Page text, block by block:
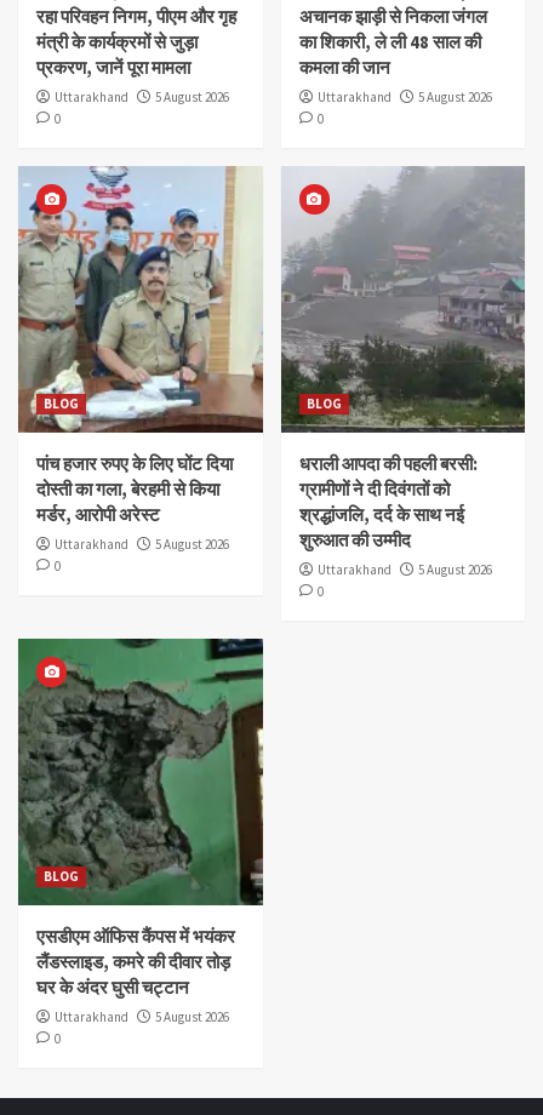
रहा परिवहन निगम, पीएम और गृह
मंत्री के कार्यक्रमों से जुड़ा
प्रकरण, जानें पूरा मामला
Uttarakhand
5 August 2026
0
अचानक झाड़ी से निकला जंगल
का शिकारी, ले ली 48 साल की
कमला की जान
Uttarakhand
5 August 2026
0
BLOG
पांच हजार रुपए के लिए घोंट दिया
दोस्ती का गला, बेरहमी से किया
मर्डर, आरोपी अरेस्ट
Uttarakhand
5 August 2026
0
BLOG
धराली आपदा की पहली बरसी:
ग्रामीणों ने दी दिवंगतों को
श्रद्धांजलि, दर्द के साथ नई
शुरुआत की उम्मीद
Uttarakhand
5 August 2026
0
BLOG
एसडीएम ऑफिस कैंपस में भयंकर
लैंडस्लाइड, कमरे की दीवार तोड़
घर के अंदर घुसी चट्टान
Uttarakhand
5 August 2026
0